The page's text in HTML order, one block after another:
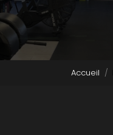
Accueil